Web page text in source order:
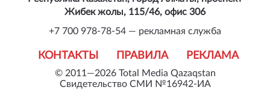
© 2011—2026 Total Media Qazaqstan
Свидетельство СМИ №16942-ИА
КОНТАКТЫ ПРАВИЛА РЕКЛАМА
Жибек жолы, 115/46, офис 306
+7 700 978-78-54 — рекламная служба